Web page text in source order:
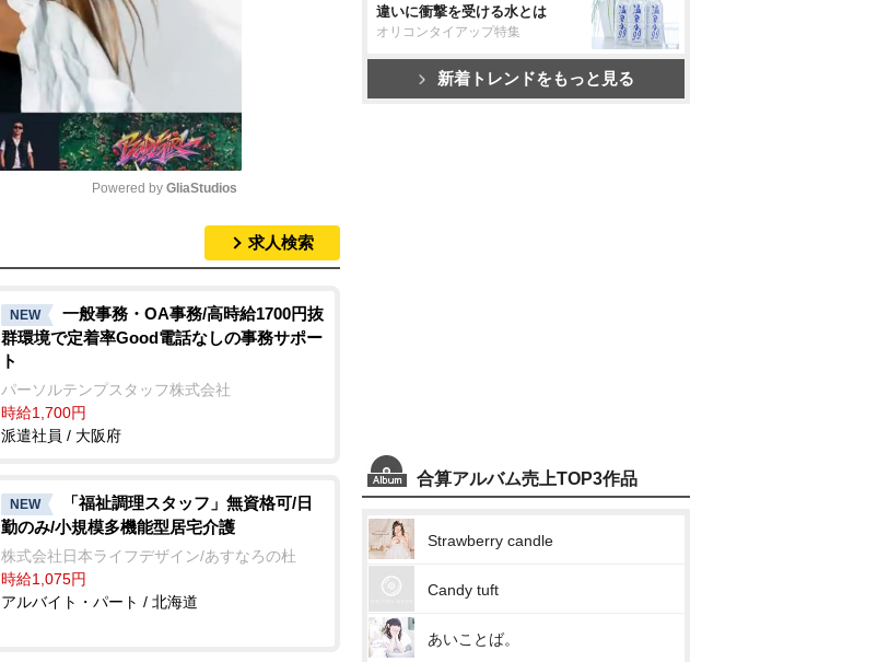
t
e
Powered by GliaStudios
求人検索
NEW
一般事務・OA事務/高時給1700円抜
群環境で定着率Good電話なしの事務サポー
ト
パーソルテンプスタッフ株式会社
時給1,700円
派遣社員 / 大阪府
NEW
「福祉調理スタッフ」無資格可/日
勤のみ/小規模多機能型居宅介護
株式会社日本ライフデザイン/あすなろの杜
時給1,075円
アルバイト・パート / 北海道
違いに衝撃を受ける水とは
オリコンタイアップ特集
新着トレンドをもっと見る
合算アルバム売上TOP3作品
Strawberry candle
Candy tuft
あいことば。